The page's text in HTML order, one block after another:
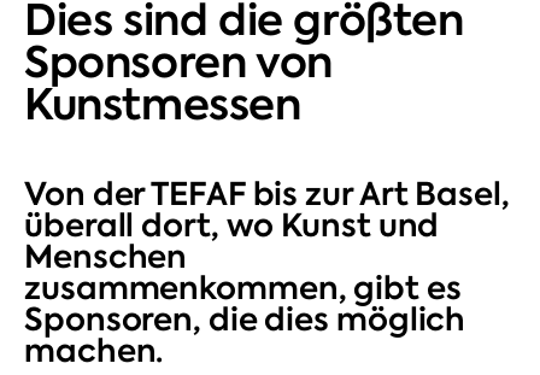
Dies sind die größten
Sponsoren von
Kunstmessen
Von der TEFAF bis zur Art Basel,
überall dort, wo Kunst und
Menschen
zusammenkommen, gibt es
Sponsoren, die dies möglich
machen.